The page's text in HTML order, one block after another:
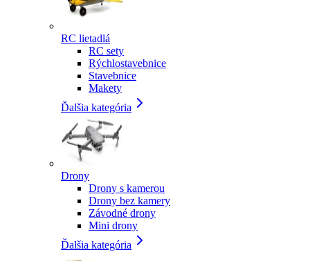
RC lietadlá
RC sety
Rýchlostavebnice
Stavebnice
Makety
Ďalšia kategória
Drony
Drony s kamerou
Drony bez kamery
Závodné drony
Mini drony
Ďalšia kategória